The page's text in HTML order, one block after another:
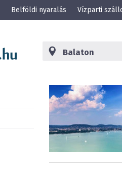
Belföldi nyaralás Vízparti